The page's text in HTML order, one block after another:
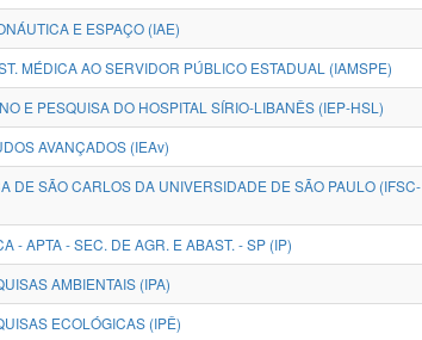
E ESPAÇO (IAE)
MÉDICA AO SERVIDOR PÚBLICO ESTADUAL (IAMSPE)
E PESQUISA DO HOSPITAL SÍRIO-LIBANÊS (IEP-HSL)
AVANÇADOS (IEAv)
DE SÃO CARLOS DA UNIVERSIDADE DE SÃO PAULO (IFSC-
- APTA - SEC. DE AGR. E ABAST. - SP (IP)
AMBIENTAIS (IPA)
INSTITUTO DE PESQUISAS ECOLÓGICAS (IPÊ)